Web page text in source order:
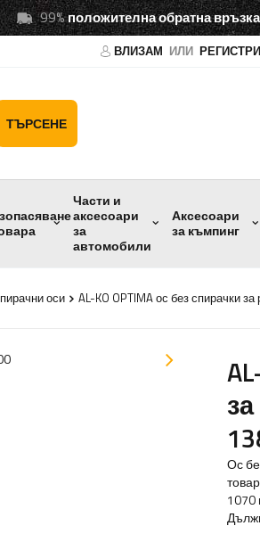
99%положителна обратна връзка
ВЛИЗАМ ИЛИ
ТЪРСЕНЕ
Части и
аксесоари
за
автомобили
Аксесоари
за къмпинг
оси AL-KO OPTIMA ос без спирачки
Ос
1070